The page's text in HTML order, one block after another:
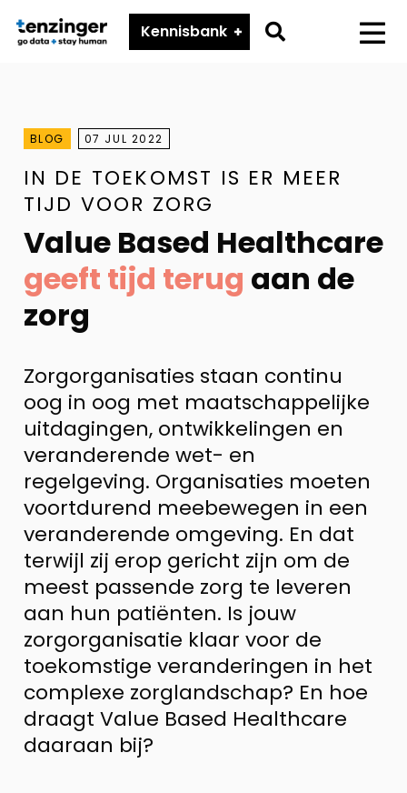
Tenzinger
Kennisbank
Go
BLOG 07 JUL 2022
IN DE TOEKOMST IS ER MEER
TIJD VOOR ZORG
Value Based Healthcare
geeft tijd terug aan de
zorg
Zorgorganisaties staan continu
oog in oog met maatschappelijke
uitdagingen, ontwikkelingen en
veranderende wet- en
regelgeving. Organisaties moeten
voortdurend meebewegen in een
veranderende omgeving. En dat
terwijl zij erop gericht zijn om de
meest passende zorg te leveren
aan hun patiënten. Is jouw
zorgorganisatie klaar voor de
toekomstige veranderingen in het
complexe zorglandschap? En hoe
draagt Value Based Healthcare
daaraan bij?